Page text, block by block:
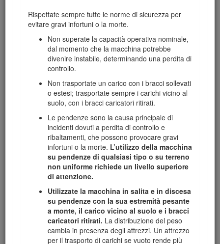
Rispettate sempre tutte le norme di sicurezza per
evitare gravi infortuni o la morte.
Non superate la capacità operativa nominale,
dal momento che la macchina potrebbe
divenire instabile, determinando una perdita di
controllo.
Non trasportate un carico con i bracci sollevati
o estesi; trasportate sempre i carichi vicino al
suolo, con i bracci caricatori ritirati.
Le pendenze sono la causa principale di
incidenti dovuti a perdita di controllo e
ribaltamenti, che possono provocare gravi
infortuni o la morte. L’utilizzo della macchina
su pendenze di qualsiasi tipo o su terreno
non uniforme richiede un livello superiore
di attenzione.
Utilizzate la macchina in salita e in discesa
su pendenze con la sua estremità pesante
a monte, il carico vicino al suolo e i bracci
caricatori ritirati. La distribuzione del peso
cambia in presenza degli attrezzi. Un attrezzo
per il trasporto di carichi se vuoto rende più
Leggete attentamente queste informazioni al fine di utilizzare
e mantenere correttamente il prodotto ed evitare infortuni e
prodotto e della sicurezza.
Visitate il sito www.Toro.com per ottenere materiali di
formazione sulla sicurezza e il funzionamento dei prodotti,
di un rivenditore o per registrare il vostro prodotto.
Per assistenza, ricambi originali Toro o ulteriori informazioni,
assistenza Toro, avendo sempre a portata di mano il numero
del modello e il numero di serie del prodotto. Il numero del
modello e il numero di serie si trovano nella posizione
illustrata nella Figura1 . Scrivere i numeri nell’apposito
Important: Con un dispositivo mobile è possibile
riporta il numero di serie (se presente) per accedere alla
garanzia, ai ricambi e ad altre informazioni sui prodotti.